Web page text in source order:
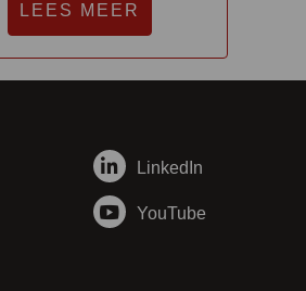
LEES MEER
LinkedIn
YouTube